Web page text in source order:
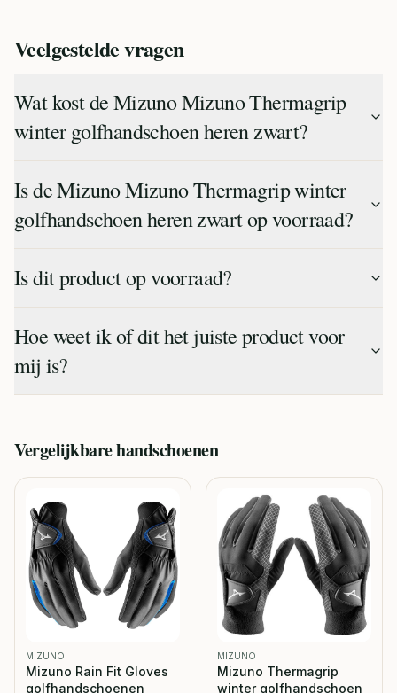
Veelgestelde vragen
Wat kost de Mizuno Mizuno Thermagrip
winter golfhandschoen heren zwart?
Is de Mizuno Mizuno Thermagrip winter
golfhandschoen heren zwart op voorraad?
Is dit product op voorraad?
Hoe weet ik of dit het juiste product voor
mij is?
Vergelijkbarehandschoenen
MIZUNO
Mizuno Rain Fit Gloves
golfhandschoenen
MIZUNO
Mizuno Thermagrip
winter golfhandschoen